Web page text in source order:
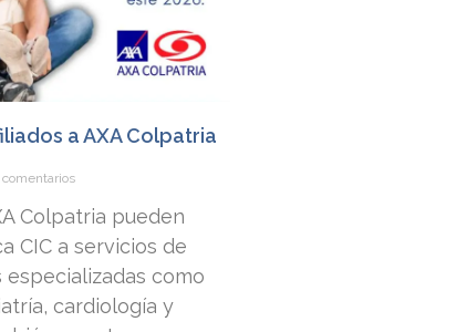
a AXA Colpatria
comentarios
Colpatria pueden
CIC a servicios de
como
cardiología y